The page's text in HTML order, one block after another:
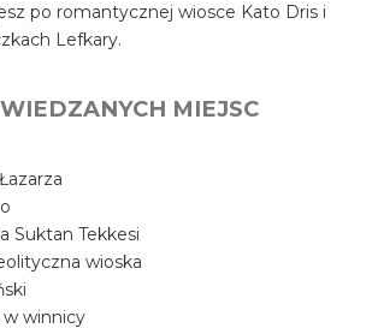
po romantycznej wiosce Kato Dris i
Lefkary.
MIEJSC
Suktan Tekkesi
wioska
winnicy